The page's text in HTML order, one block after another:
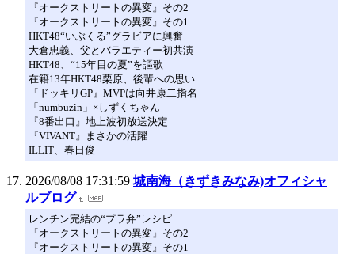
『オークストリートの異変』その2
『オークストリートの異変』その1
HKT48“いぶくる”グラビアに興奮
大倉忠義、父とバラエティー初共演
HKT48、“15年目の夏”を謳歌
在籍13年HKT48栗原、後輩への思い
『ドッキリGP』MVPは向井康二指名
「numbuzin」×しずくちゃん
『8番出口』地上波初放送決定
『VIVANT』まさかの活躍
ILLIT、春日俊
2026/08/08 17:31:59 城南海（きずきみなみ)オフィシャ
ルブログ
レンチン完結の“プラ弁”レシピ
『オークストリートの異変』その2
『オークストリートの異変』その1